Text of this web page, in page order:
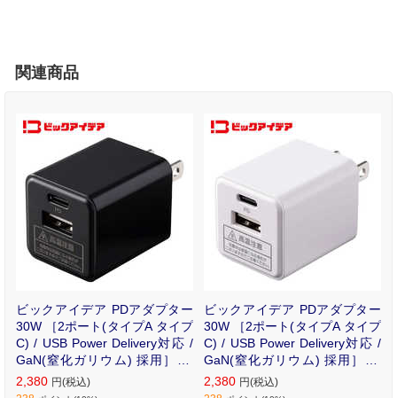
関連商品
ビックアイデア PDアダプター
30W ［2ポート(タイプA タイプ
C) / USB Power Delivery対応 /
GaN(窒化ガリウム) 採用］ ブ
ラック BIT-ACPD302AK
2,380 円(税込)
ビックアイデア PDアダプター
30W ［2ポート(タイプA タイプ
C) / USB Power Delivery対応 /
GaN(窒化ガリウム) 採用］ ホ
ワイト BIT-ACPD302AW
2,380 円(税込)